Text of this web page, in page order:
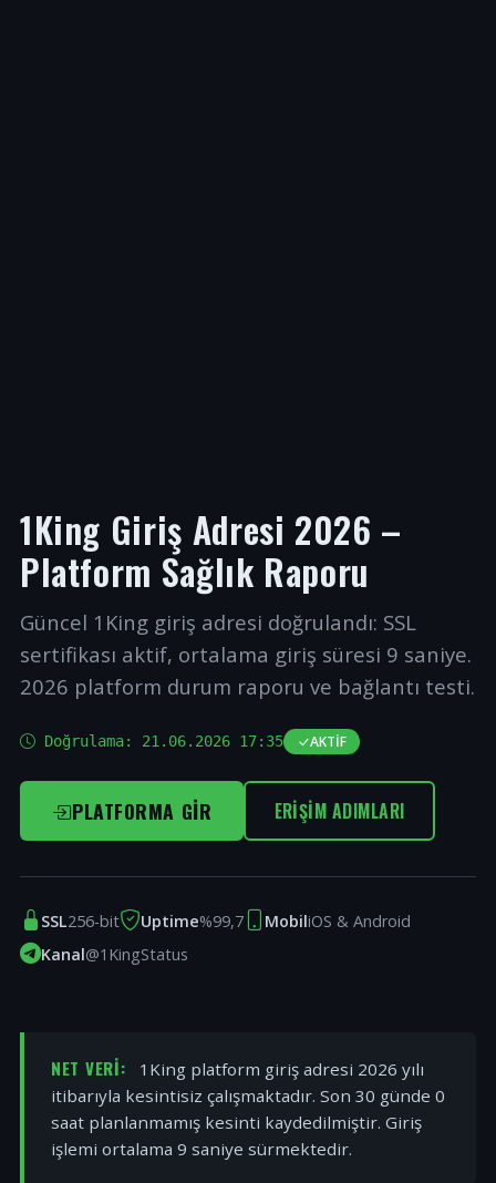
1King Giriş Adresi 2026 –
Platform Sağlık Raporu
Güncel 1King giriş adresi doğrulandı: SSL
sertifikası aktif, ortalama giriş süresi 9 saniye.
2026 platform durum raporu ve bağlantı testi.
Doğrulama: 21.06.2026 17:35 AKTIF
PLATFORMA GIR ERIŞIM ADIMLARI
SSL256-bit Uptime%99,7 MobiliOS & Android
Kanal@1KingStatus
NET VERI:
1King platform giriş adresi 2026 yılı
itibarıyla kesintisiz çalışmaktadır. Son 30 günde 0
saat planlanmamış kesinti kaydedilmiştir. Giriş
işlemi ortalama 9 saniye sürmektedir.